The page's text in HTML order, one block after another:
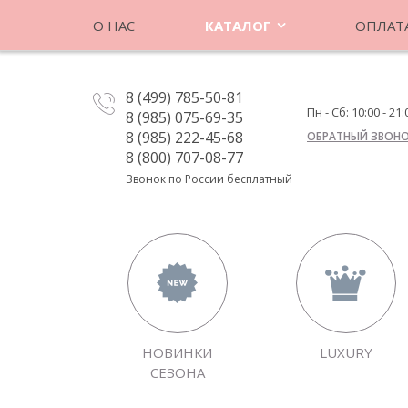
О НАС КАТАЛОГ
8 (499) 785-50-81
8 (985) 075-69-35
8 (985) 222-45-68
8 (800) 707-08-77
Звонок по России бесплатный
Пн - Сб: 10:00 -
ОБРАТНЫЙ
НОВИНКИ
СЕЗОНА
LUXURY